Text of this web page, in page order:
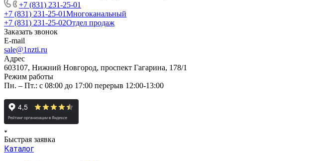
+7 (831) 231-25-01
+7 (831) 231-25-01Многоканальный
+7 (831) 231-25-02Отдел продаж
Заказать звонок
E-mail
sale@1nzti.ru
Адрес
603107, Нижний Новгород, проспект Гагарина, 178/1
Режим работы
Пн. – Пт.: с 08:00 до 17:00 перерыв 12:00-13:00
Быстрая заявка
Каталог